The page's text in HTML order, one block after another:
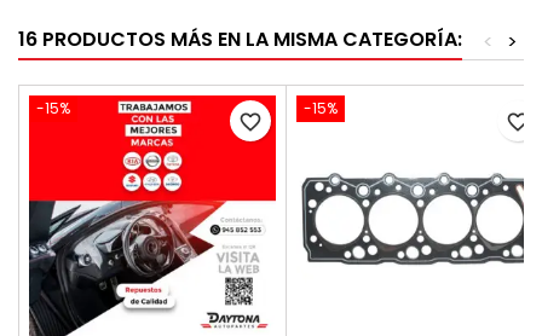
16 PRODUCTOS MÁS EN LA MISMA CATEGORÍA: >
<
-15%
favorite_border
-15%
favorite_border